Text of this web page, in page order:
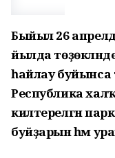
Быйыл 26
йылда
һайлау буйынса
Республика
килтерелгән
буйҙарын һәм